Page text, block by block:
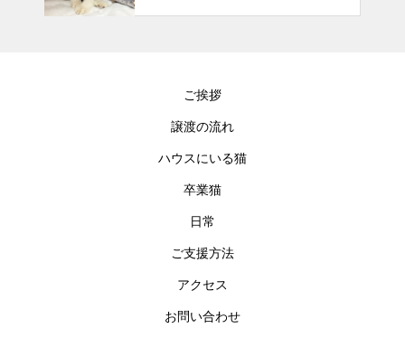
ご挨拶
譲渡の流れ
ハウスにいる猫
卒業猫
日常
ご支援方法
アクセス
お問い合わせ